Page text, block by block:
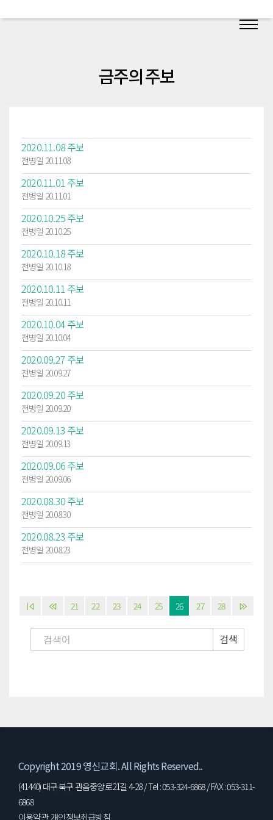
금주의 주보
2020.11.08 주보
전병일 20.11.08
2020.11.01 주보
전병일 20.11.01
2020.10.25 주보
전병일 20.10.25
2020.10.18 주보
전병일 20.10.18
2020.10.11 주보
전병일 20.10.11
2020.10.04 주보
전병일 20.10.04
2020.09.27 주보
전병일 20.09.27
2020.09.20 주보
전병일 20.09.20
2020.09.13 주보
전병일 20.09.13
2020.09.06 주보
전병일 20.09.06
2020.08.30 주보
전병일 20.08.30
2020.08.23 주보
전병일 20.08.23
21 22 23 24 25 26 27 28
검색
Copyright 2019 영신교회. All Rights Reserved..
(41440) 대구 북구 관음중앙로21길 4-28 / Tel : 053-324-6868 / FAX : 053-311-
6868
이용약관 개인정보취급방침